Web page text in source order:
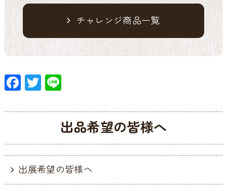
チャレンジ商品一覧
F
ac
e
o
o
k
T
w
itt
Li
e
出品希望の皆様へ
出展希望の皆様へ